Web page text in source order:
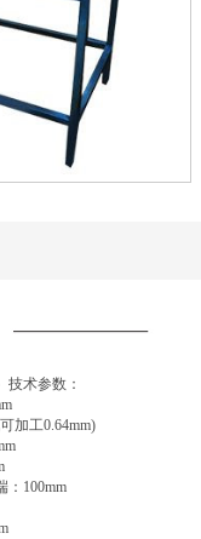
技术参数：
加工0.64mm)
：100mm